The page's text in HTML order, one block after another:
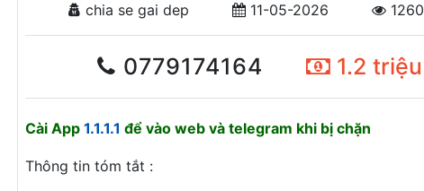
chia se gai dep 11-05-2026 1260
0779174164 1.2 triệu
Cài App 1.1.1.1 để vào web và telegram khi bị chặn
Thông tin tóm tắt :